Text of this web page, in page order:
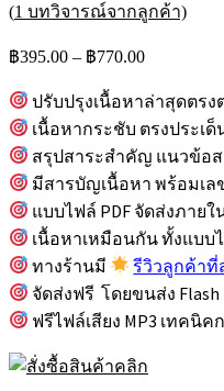
(1 บทวิจารณ์จากลูกค้า)
฿395.00 – ฿770.00Price
฿395.00
through
ปรับปรุงเนื้อหาล่าสุดตร
เนื้อหากระชับ ตรงประเด็
สรุปสาระสำคัญ แนวข้อ
มีสารบัญเนื้อหา พร้อมเล
แบบไฟล์ PDF จัดส่งภาย
เนื้อหาเหมือนกัน ทั้งแบบ
ทางร้านมี
รีวิวลูกค้าที่
จัดส่งฟรี โดยขนส่ง Flash
ฟรีไฟล์เสียง MP3 เทคนิ